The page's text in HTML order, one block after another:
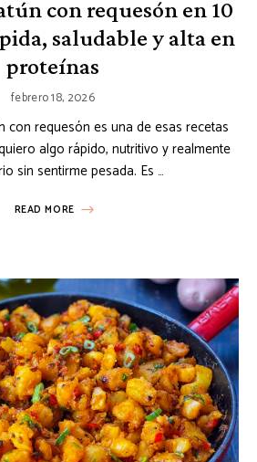
con requesón en 10
saludable y alta en
proteínas
febrero 18, 2026
con requesón es una de esas recetas
algo rápido, nutritivo y realmente
sin sentirme pesada. Es …
READ MORE